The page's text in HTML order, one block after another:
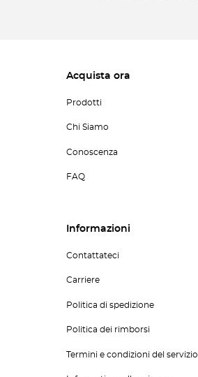
Acquista ora
Prodotti
Chi Siamo
Conoscenza
FAQ
Informazioni
Contattateci
Carriere
Politica di spedizione
Politica dei rimborsi
Termini e condizioni del servizio